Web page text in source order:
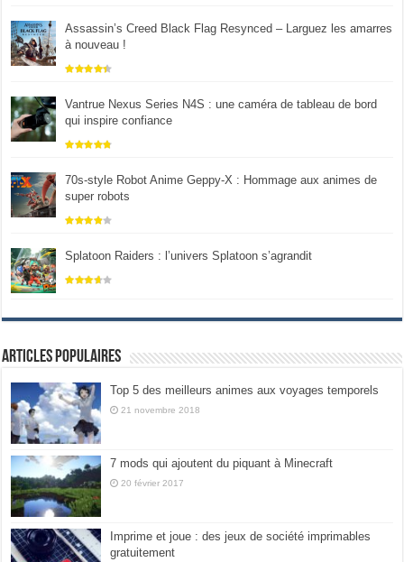
Assassin’s Creed Black Flag Resynced – Larguez les amarres
à nouveau !
Vantrue Nexus Series N4S : une caméra de tableau de bord
qui inspire confiance
70s-style Robot Anime Geppy-X : Hommage aux animes de
super robots
Splatoon Raiders : l’univers Splatoon s’agrandit
Articles populaires
Top 5 des meilleurs animes aux voyages temporels
21 novembre 2018
7 mods qui ajoutent du piquant à Minecraft
20 février 2017
Imprime et joue : des jeux de société imprimables
gratuitement